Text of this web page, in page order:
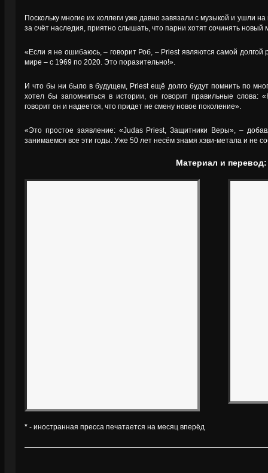
Поскольку многие их коллеги уже давно завязали с музыкой и ушли
за счёт наследия, приятно слышать, что парни хотят сочинять
«Если я не ошибаюсь, – говорит Роб, – Priest являются самой долгой
мире – с 1969 по 2020. Это поразительно!».
И что бы ни было в будущем, Priest ещё долго будут помнить по
хотел бы запомниться в истории, он говорит правильные слова:
говорит он и надеется, что придет не смену новое поколение».
«Это простое заявление: «Judas Priest, Защитники Веры», –
занимаемся все эти годы. Уже 50 лет несём знамя хэви-метала и не
Материал и перевод:
* - иностранная пресса печатается на месяц вперёд